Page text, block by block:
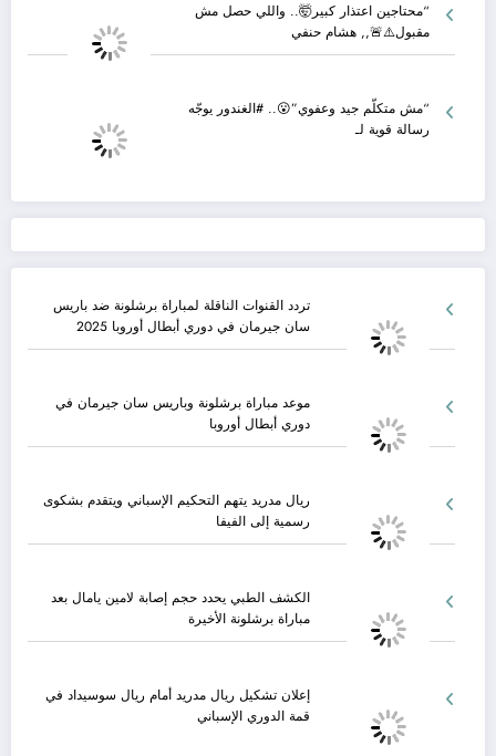
“محتاجين اعتذار كبير🤯.. واللي حصل مش
مقبول⚠️🚨,, هشام حنفي
“مش متكلّم جيد وعفوي”😮.. #الغندور يوجّه
رسالة قوية لـ
تردد القنوات الناقلة لمباراة برشلونة ضد باريس
سان جيرمان في دوري أبطال أوروبا 2025
موعد مباراة برشلونة وباريس سان جيرمان في
دوري أبطال أوروبا
ريال مدريد يتهم التحكيم الإسباني ويتقدم بشكوى
رسمية إلى الفيفا
الكشف الطبي يحدد حجم إصابة لامين يامال بعد
مباراة برشلونة الأخيرة
إعلان تشكيل ريال مدريد أمام ريال سوسيداد في
قمة الدوري الإسباني